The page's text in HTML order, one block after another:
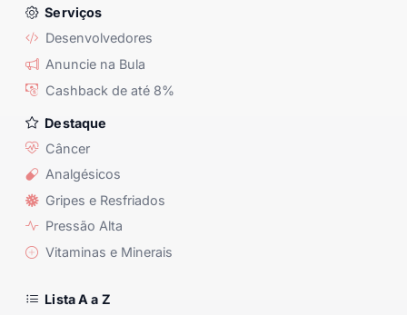
Serviços
Desenvolvedores
Anuncie na Bula
Cashback de até 8%
Destaque
Câncer
Analgésicos
Gripes e Resfriados
Pressão Alta
Vitaminas e Minerais
Lista A a Z